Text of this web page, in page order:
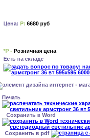
Цена: Р: 6680 руб
*Р - Розничная цена
Есть на складе
Печать
Сохранить в Word
Сохранить в pdf